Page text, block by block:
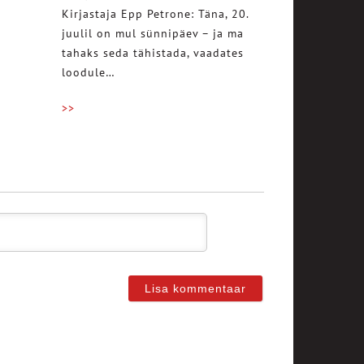
Kirjastaja Epp Petrone: Täna, 20.
juulil on mul sünnipäev – ja ma
tahaks seda tähistada, vaadates
loodule…
>>